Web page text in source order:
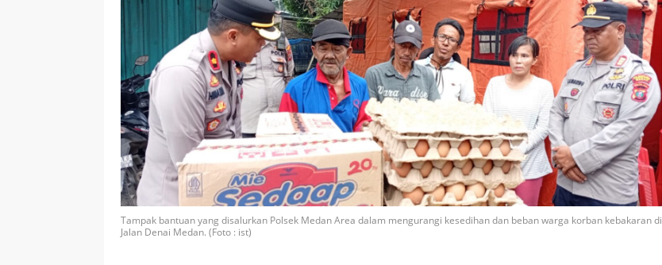
Tampak bantuan yang disalurkan Polsek Medan Area dalam mengurangi kesedihan dan beban warga korban kebakaran di
Jalan Denai Medan. (Foto : ist)